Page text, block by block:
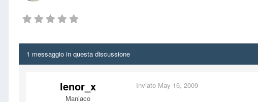
1 messaggio in questa discussione
lenor_x
Maniaco
Inviato May 16, 2009